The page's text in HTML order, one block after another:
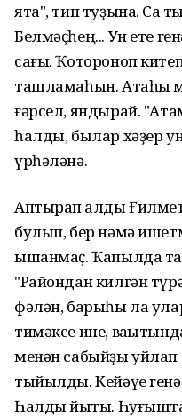
ята", тип туҙына. Саҡ
Белмəҫһең... Ун ете
сағы. Ҡотороноп
ташламаһын. Атаһы
ғəрсел, яндырай.
һалды, былар хəҙер
үрһəлəнə.
Аптырап ҡалды
булып, бер нəмə
ышанмаҫ. Ҡапылда
"Райондан килгəн
фəлəн, барыһы ла
тимəксе ине,
менəн сабыйҙы уйлап
тыйылды. Кейəүе генə
Һалды йыҡты.